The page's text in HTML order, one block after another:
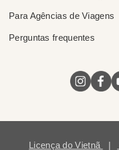
Para Agências de Viagens
Perguntas frequentes
Licença do Vietnã |